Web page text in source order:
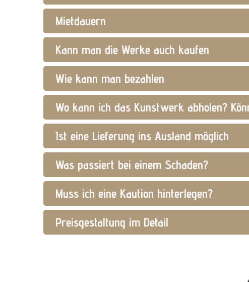
Mietdauern
Kann man die Werke auch kaufen
Wie kann man bezahlen
Wo kann ich das Kunstwerk abholen?
Ist eine Lieferung ins Ausland möglich
Was passiert bei einem Schaden?
Muss ich eine Kaution hinterlegen?
Preisgestaltung im Detail